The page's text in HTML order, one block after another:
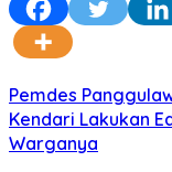
Pemdes
Kendari Lakukan
Warganya